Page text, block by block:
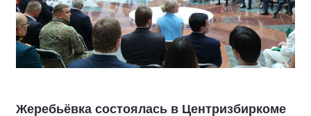
Жеребьёвка состоялась в Центризбиркоме